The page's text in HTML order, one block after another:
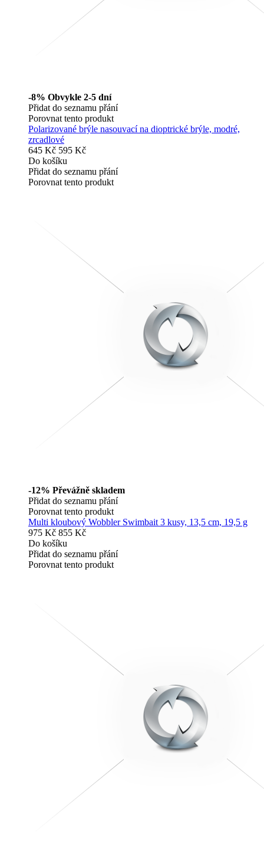
-8% Obvykle 2-5 dní
Přidat do seznamu přání
Porovnat tento produkt
Polarizované brýle nasouvací na dioptrické brýle, modré,
zrcadlové
645 Kč 595 Kč
Do košíku
Přidat do seznamu přání
Porovnat tento produkt
-12% Převážně skladem
Přidat do seznamu přání
Porovnat tento produkt
Multi kloubový Wobbler Swimbait 3 kusy, 13,5 cm, 19,5 g
975 Kč 855 Kč
Do košíku
Přidat do seznamu přání
Porovnat tento produkt